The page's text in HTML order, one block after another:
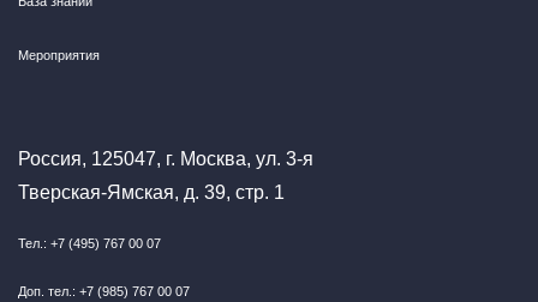
Мероприятия
Россия, 125047, г. Москва, ул. 3-я
Тверская-Ямская, д. 39, стр. 1
Тел.: +7 (495) 767 00 07
Доп. тел.: +7 (985) 767 00 07